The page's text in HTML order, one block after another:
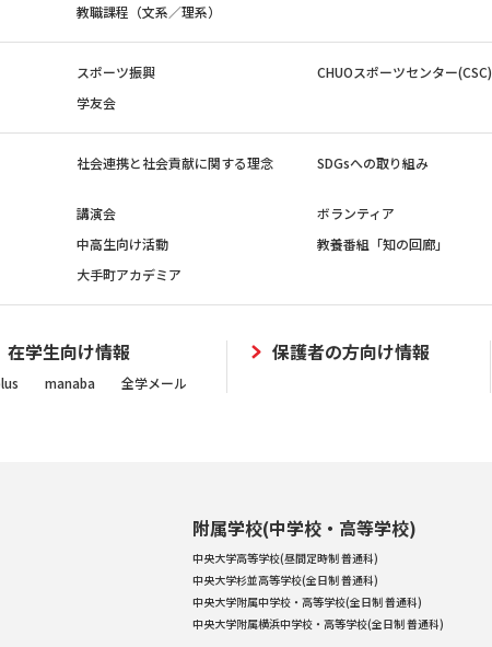
教職課程（文系／理系）
スポーツ振興 CHUOスポーツセンター(CSC)
学友会
社会連携と社会貢献に関する理念 SDGsへの取り組み
講演会
ボランティア
中高生向け活動
教養番組「知の回廊」
大手町アカデミア
在学生向け情報
manaba 全学メール
保護者の方向け情報
附属学校(中学校・高等学校)
中央大学高等学校(昼間定時制 普通科)
中央大学杉並高等学校(全日制 普通科)
中央大学附属中学校・高等学校(全日制 普通科)
中央大学附属横浜中学校・高等学校(全日制 普通科)